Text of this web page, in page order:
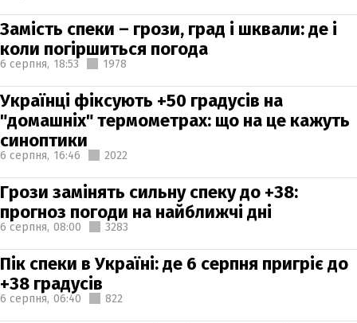
Замість спеки – грози, град і шквали: де і
коли погіршиться погода
6 серпня, 18:53 1978
Українці фіксують +50 градусів на
"домашніх" термометрах: що на це кажуть
синоптики
6 серпня, 16:46 2022
Грози замінять сильну спеку до +38:
прогноз погоди на найближчі дні
6 серпня, 08:00 3283
Пік спеки в Україні: де 6 серпня пригріє до
+38 градусів
6 серпня, 06:40 822